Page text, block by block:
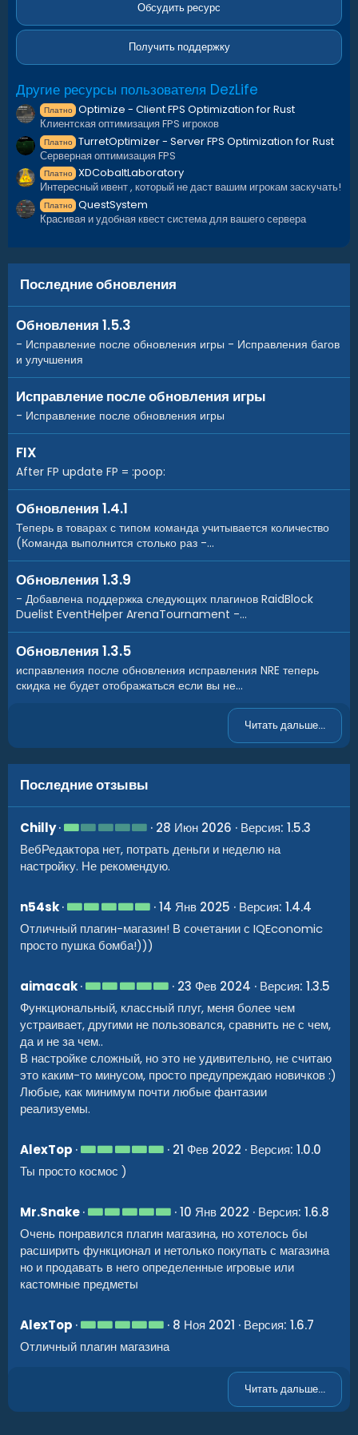
Экономика:
На данный момент присутствует 4 варианта экономики
Economics,ServerRewards,IQEconomic, Item Item - это вид
экономики в котором игроку придётся расплачиваться
предметом, это может быть scrap или другие а так же
кастомные предметы на вашем сервере.
вы увидите ниже
JSON:
"Настройка экономики": {
"ShortName предмета (Использовать с типом 3)"
"SkinId предмета (Использовать с типом 3)": 0
},
Настройка товара:
На данный момент присутствуя 5 разных типов товаров
Предмет, Чертёж, Кастомный предмет, Команда, Кит
(Поддерживаются плагины китов
вашим игрокам!
Пример настройки товара
{
"Тип предмета (0 - Предмет, 1 - Чертёж,
"Shortame"
"Описания": "",
11.0
"Цена продажи (Если не нужно то оставьте
"Количество" : 1,
"Количество для продажи"
"Команды (Использовать с типом предмета
"Кит (Kits - kit name. IQKits - kit key)"
"Задержка покупки (0 - неограниченно)"
"Максимальное количество лотов за 1
"Максимальное количество лотов за 1
"Максимальное количество покупаемых
"XDShop.default": 6
"XDShop.default": 3
}
},
Настройка интеграции с плагином
Human NPC:
использовать его с моим плагином. Это очень интересный
вариант NPC магазина
Пример настройки
"Настройка Human NPC" : {
"Human NPC  [NPC ID | list shop category]"
]
ё
з
Обсудить ресурс
Получить поддержку
Другие ресурсы пользователя DezLife
Платно Optimize - Client FPS Optimization for Rust
Клиентская оптимизация FPS игроков
Платно TurretOptimizer - Server FPS Optimization for Rust
Серверная оптимизация FPS
Платно XDCobaltLaboratory
Интересный ивент , который не даст вашим игрокам заскучать!
Платно QuestSystem
Красивая и удобная квест система для вашего сервера
Последние обновления
Обновления 1.5.3
- Исправление после обновления игры - Исправления багов
и улучшения
Исправление после обновления игры
- Исправление после обновления игры
FIX
After FP update FP = :poop:
Обновления 1.4.1
Теперь в товарах с типом команда учитывается количество
(Команда выполнится столько раз -...
Обновления 1.3.9
- Добавлена поддержка следующих плагинов RaidBlock
Duelist EventHelper ArenaTournament -...
Обновления 1.3.5
исправления после обновления исправления NRE теперь
скидка не будет отображаться если вы не...
Читать дальше...
Последние отзывы
Chilly 1
0
0
з
ё
з
д
28 Июн 2026
Версия: 1.5.3
ВебРедактора нет, потрать деньги и неделю на
настройку. Не рекомендую.
n54sk 5
0
0
з
ё
з
д
14 Янв 2025
Версия: 1.4.4
Отличный плагин-магазин! В сочетании с IQEconomic
просто пушка бомба!)))
aimacak 5
0
0
з
ё
з
д
23 Фев 2024
Версия: 1.3.5
Функциональный, классный плуг, меня более чем
устраивает, другими не пользовался, сравнить не с чем,
да и не за чем..
В настройке сложный, но это не удивительно, не считаю
это каким-то минусом, просто предупреждаю новичков :)
Любые, как минимум почти любые фантазии
реализуемы.
AlexTop 5
в
ё
з
д
21 Фев 2022
Версия: 1.0.0
Ты просто космос )
Mr.Snake 5
0
0
з
в
10 Янв 2022
Версия: 1.6.8
Очень понравился плагин магазина, но хотелось бы
расширить функционал и нетолько покупать с магазина
но и продавать в него определенные игровые или
кастомные предметы
AlexTop 5
0
з
8 Ноя 2021
Версия: 1.6.7
Отличный плагин магазина
Читать дальше...